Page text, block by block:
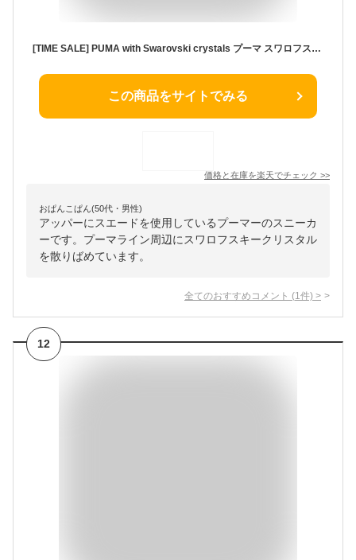
[TIME SALE] PUMA with Swarovski crystals プーマ スワロフスキー CRYSTALS SUEDE クリスタル スエード スニーカー 396352 黒 シューズ レディース
この商品をサイトでみる
価格と在庫を楽天でチェック >>
おぱんこぱん(50代・男性)
アッパーにスエードを使用しているプーマーのスニーカ
ーです。プーマライン周辺にスワロフスキークリスタル
を散りばめています。
全てのおすすめコメント (1 件) >
12